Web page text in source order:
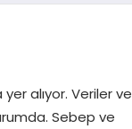
alıyor. Veriler ve
Sebep ve